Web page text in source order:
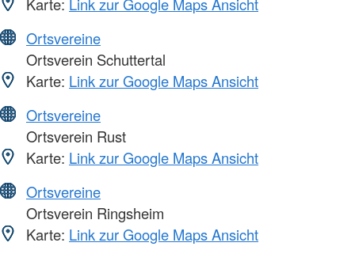
Ortsvereine
Ortsverein Schuttertal
Karte: Link zur Google Maps Ansicht
Ortsvereine
Ortsverein Rust
Karte: Link zur Google Maps Ansicht
Ortsvereine
Ortsverein Ringsheim
Karte: Link zur Google Maps Ansicht